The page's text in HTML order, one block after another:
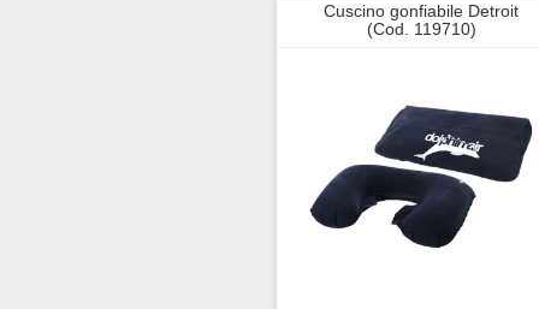
Cuscino gonfiabile Detroit
(Cod. 119710)